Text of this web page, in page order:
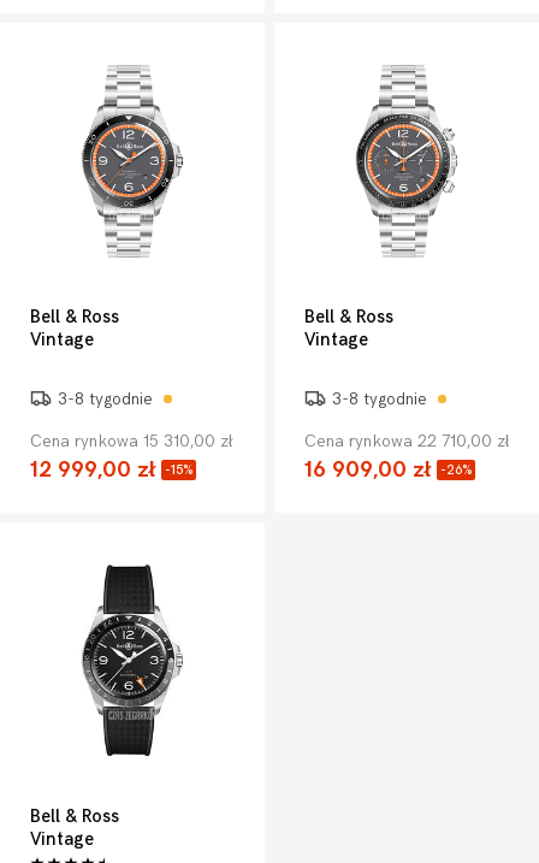
Bell & Ross
Vintage
3-8 tygodnie
Cena rynkowa 15 310,00 zł
12 999,00 zł -15%
Bell & Ross
Vintage
3-8 tygodnie
Cena rynkowa 22 710,00 zł
16 909,00 zł -26%
Bell & Ross
Vintage